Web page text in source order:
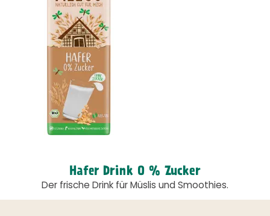
Hafer Drink 0 % Zucker
Der frische Drink für Müslis und Smoothies.